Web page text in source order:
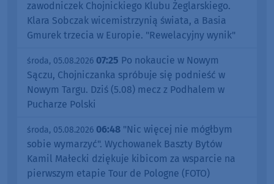
zawodniczek Chojnickiego Klubu Żeglarskiego.
Klara Sobczak wicemistrzynią świata, a Basia
Gmurek trzecia w Europie. "Rewelacyjny wynik"
środa, 05.08.2026 07:25 Po nokaucie w Nowym
Sączu, Chojniczanka spróbuje się podnieść w
Nowym Targu. Dziś (5.08) mecz z Podhalem w
Pucharze Polski
środa, 05.08.2026 06:48 "Nic więcej nie mógłbym
sobie wymarzyć". Wychowanek Baszty Bytów
Kamil Małecki dziękuje kibicom za wsparcie na
pierwszym etapie Tour de Pologne (FOTO)